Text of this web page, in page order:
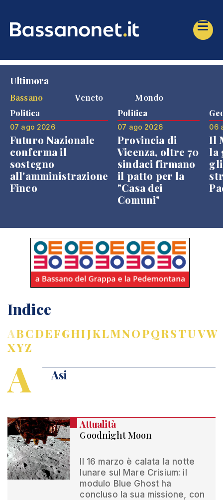
Ultimora
Bassano
Veneto Mondo
Politica
07 ago 2026
Futuro Nazionale
conferma il
sostegno
all'amministrazione
Finco
Politica
07 ago 2026
Provincia di
Vicenza, oltre 70
sindaci firmano
il patto per la
"Casa dei
Comuni"
06
Il
la
Indice
ABCDEFGHIJKLMNOPQRSTUVW
XYZ
A Asi
Attualità
Goodnight Moon
Il 16 marzo è calata la notte
lunare sul Mare Crisium: il
modulo Blue Ghost ha
concluso la sua missione, con